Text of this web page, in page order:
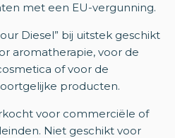
met een EU-vergunning.
Diesel” bij uitstek geschikt
aromatherapie, voor de
of voor de
producten.
voor commerciële of
Niet geschikt voor